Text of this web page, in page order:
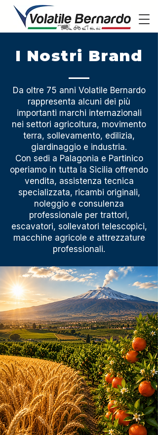
I Nostri Brand
Da oltre 75 anni Volatile Bernardo
rappresenta alcuni dei più
importanti marchi internazionali
nei settori agricoltura, movimento
terra, sollevamento, edilizia,
giardinaggio e industria.
Con sedi a Palagonia e Partinico
operiamo in tutta la Sicilia offrendo
vendita, assistenza tecnica
specializzata, ricambi originali,
noleggio e consulenza
professionale per trattori,
escavatori, sollevatori telescopici,
macchine agricole e attrezzature
professionali.